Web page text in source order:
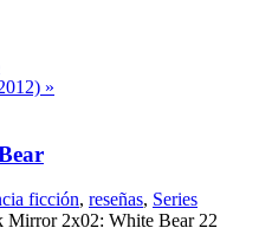
»
ficción, reseñas, Series
Mirror 2x02: White Bear 22